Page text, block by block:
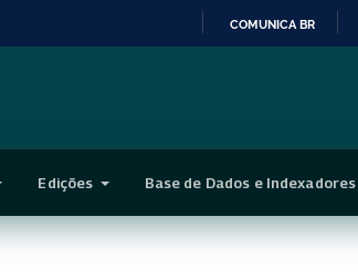
CONTEÚDO
COMUNICA BR
Edições Base de Dados e Indexadores